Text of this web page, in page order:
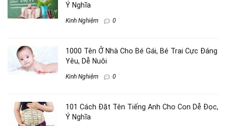
Ý Nghĩa
Kinh Nghiệm 0
1000 Tên Ở Nhà Cho Bé Gái, Bé Trai Cực Đáng
Yêu, Dễ Nuôi
Kinh Nghiệm 0
101 Cách Đặt Tên Tiếng Anh Cho Con Dễ Đọc,
Ý Nghĩa